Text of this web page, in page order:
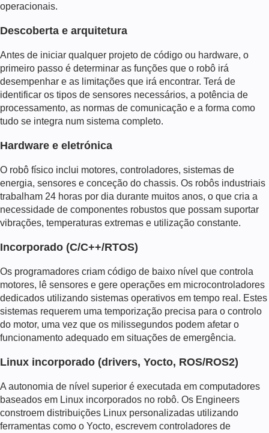
operacionais.
Descoberta e arquitetura
Antes de iniciar qualquer projeto de código ou hardware, o
primeiro passo é determinar as funções que o robô irá
desempenhar e as limitações que irá encontrar. Terá de
identificar os tipos de sensores necessários, a potência de
processamento, as normas de comunicação e a forma como
tudo se integra num sistema completo.
Hardware e eletrónica
O robô físico inclui motores, controladores, sistemas de
energia, sensores e conceção do chassis. Os robôs industriais
trabalham 24 horas por dia durante muitos anos, o que cria a
necessidade de componentes robustos que possam suportar
vibrações, temperaturas extremas e utilização constante.
Incorporado (C/C++/RTOS)
Os programadores criam código de baixo nível que controla
motores, lê sensores e gere operações em microcontroladores
dedicados utilizando sistemas operativos em tempo real. Estes
sistemas requerem uma temporização precisa para o controlo
do motor, uma vez que os milissegundos podem afetar o
funcionamento adequado em situações de emergência.
Linux incorporado (drivers, Yocto, ROS/ROS2)
A autonomia de nível superior é executada em computadores
baseados em Linux incorporados no robô. Os Engineers
constroem distribuições Linux personalizadas utilizando
ferramentas como o Yocto, escrevem controladores de